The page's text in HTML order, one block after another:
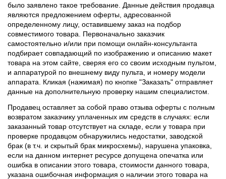
было заявлено такое требование. Данные действия продавца
являются предложением оферты, адресованной
определенному лицу, оставившему заказ на подбор
совместимого товара. Первоначально заказчик
самостоятельно и/или при помощи онлайн-консультанта
подбирает совпадающий по изображению и описанию макет
товара на этом сайте, сверяя его со своим исходным пультом,
и аппаратурой по внешнему виду пульта, и номеру модели
аппарата. Кликая (нажимая) по кнопке "Заказать" отправляет
данные на дополнительную проверку нашим специалистом.
Продавец оставляет за собой право отзыва оферты с полным
возвратом заказчику уплаченных им средств в случаях: если
заказанный товар отсутствует на складе, если у товара при
проверке продавцом обнаружились недостатки, заводской
брак (в т.ч. и скрытый брак микросхемы), нарушена упаковка,
если на данном интернет ресурсе допущена опечатка или
ошибка в описании этого товара, стоимости данного товара,
указана ошибочная информация о наличии этого товара на